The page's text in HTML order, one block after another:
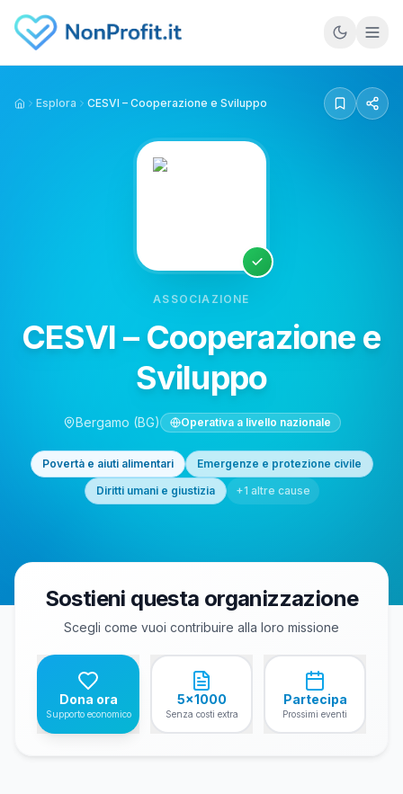
Vai al contenuto principale
HomeEsplora CESVI – Cooperazione e Sviluppo
ASSOCIAZIONE
CESVI – Cooperazione e
Sviluppo
Bergamo (BG) Operativa a livello nazionale
Povertà e aiuti alimentari
Emergenze e protezione civile
Diritti umani e giustizia
+1 altre cause
Sostieni questa organizzazione
Scegli come vuoi contribuire alla loro missione
Dona ora
Supporto economico
5x1000
Senza costi extra
Partecipa
Prossimi eventi